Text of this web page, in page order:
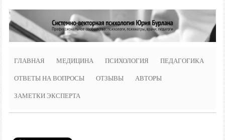
ГЛАВНАЯ МЕДИЦИНА ПСИХОЛОГИЯ ПЕДАГОГИКА
ОТВЕТЫ НА ВОПРОСЫ ОТЗЫВЫ АВТОРЫ
ЗАМЕТКИ ЭКСПЕРТА